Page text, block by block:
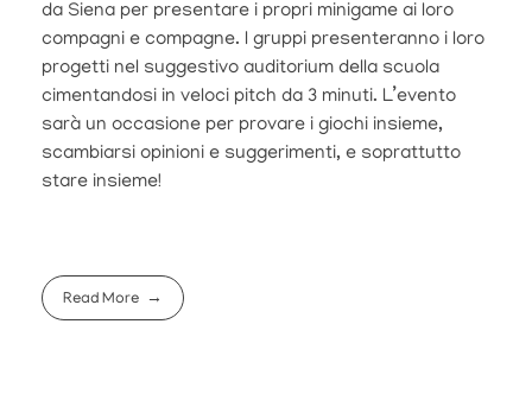
da Siena per presentare i propri minigame ai loro
compagni e compagne. I gruppi presenteranno i loro
progetti nel suggestivo auditorium della scuola
cimentandosi in veloci pitch da 3 minuti. L’evento
sarà un occasione per provare i giochi insieme,
scambiarsi opinioni e suggerimenti, e soprattutto
stare insieme!
Read More